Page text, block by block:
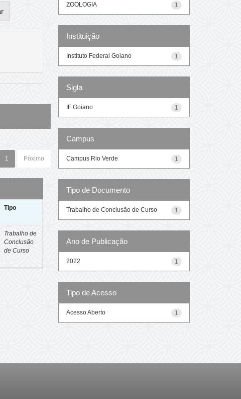
1 Póximo
Tipo
Trabalho de
Conclusão
de Curso
1
ZOOLOGIA
Instituição
1
Instituto Federal Goiano
Sigla
1
IF Goiano
Campus
1
Campus Rio Verde
Tipo de Documento
1
Trabalho de Conclusão de Curso
Ano de Publicação
1
2022
Tipo de Acesso
1
Acesso Aberto